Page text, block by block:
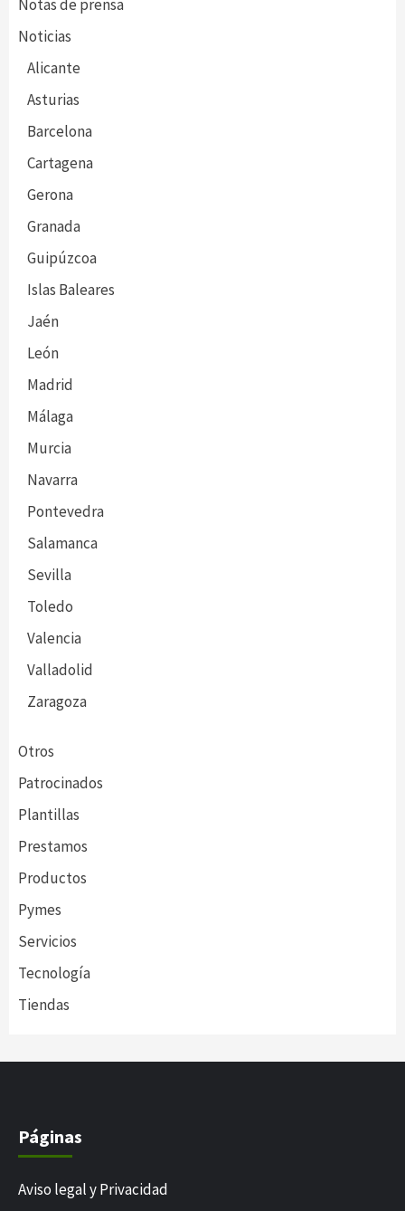
Notas de prensa
Noticias
Alicante
Asturias
Barcelona
Cartagena
Gerona
Granada
Guipúzcoa
Islas Baleares
Jaén
León
Madrid
Málaga
Murcia
Navarra
Pontevedra
Salamanca
Sevilla
Toledo
Valencia
Valladolid
Zaragoza
Otros
Patrocinados
Plantillas
Prestamos
Productos
Pymes
Servicios
Tecnología
Tiendas
Páginas
Aviso legal y Privacidad